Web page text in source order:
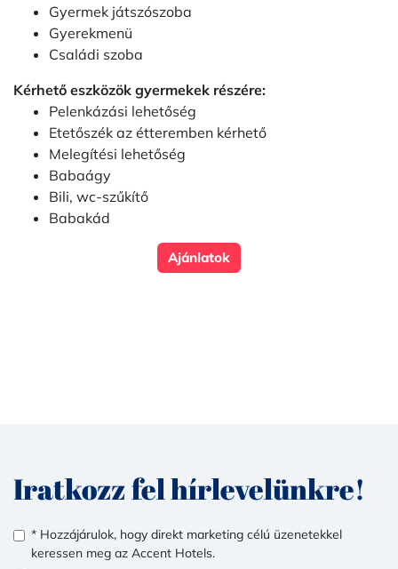
Gyermek játszószoba
Gyerekmenü
Családi szoba
Kérhető eszközök gyermekek részére:
Pelenkázási lehetőség
Etetőszék az étteremben kérhető
Melegítési lehetőség
Babaágy
Bili, wc-szűkítő
Babakád
Ajánlatok
Iratkozz fel hírlevelünkre!
* Hozzájárulok, hogy direkt marketing célú üzenetekkel
keressen meg az Accent Hotels.